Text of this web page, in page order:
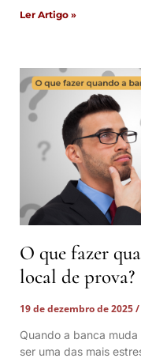
Ler Artigo »
O que fazer
local de prova?
19 de dezembro de 2025
Quando a banca
ser uma das mais